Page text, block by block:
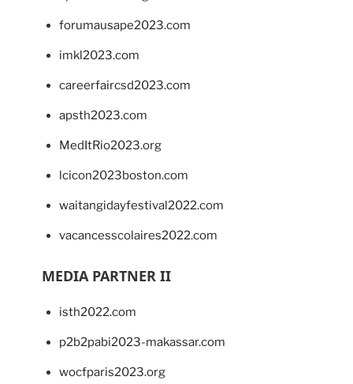
forumausape2023.com
imkl2023.com
careerfaircsd2023.com
apsth2023.com
MedItRio2023.org
lcicon2023boston.com
waitangidayfestival2022.com
vacancesscolaires2022.com
MEDIA PARTNER II
isth2022.com
p2b2pabi2023-makassar.com
wocfparis2023.org